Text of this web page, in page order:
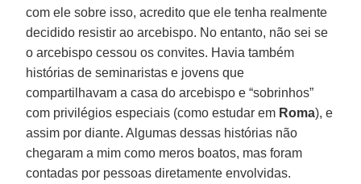
com ele sobre isso, acredito que ele tenha realmente
decidido resistir ao arcebispo. No entanto, não sei se
o arcebispo cessou os convites. Havia também
histórias de seminaristas e jovens que
compartilhavam a casa do arcebispo e “sobrinhos”
com privilégios especiais (como estudar em Roma), e
assim por diante. Algumas dessas histórias não
chegaram a mim como meros boatos, mas foram
contadas por pessoas diretamente envolvidas.